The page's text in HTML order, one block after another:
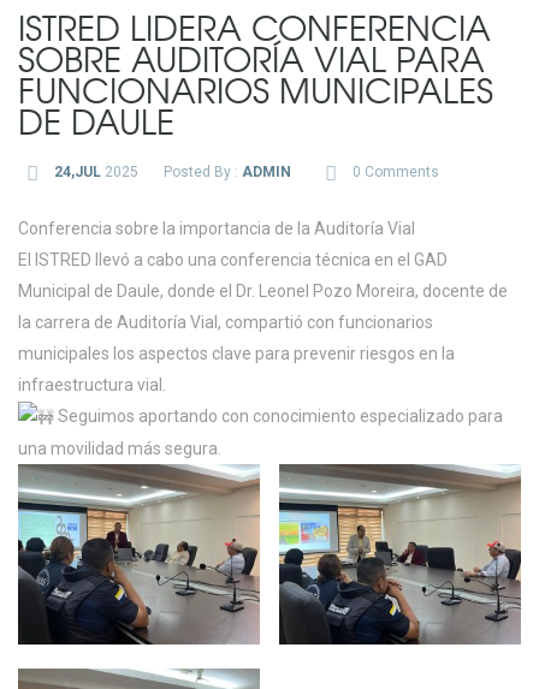
ISTRED LIDERA CONFERENCIA
SOBRE AUDITORÍA VIAL PARA
FUNCIONARIOS MUNICIPALES
DE DAULE
24,JUL2025 Posted By : ADMIN 0 Comments
Conferencia sobre la importancia de la Auditoría Vial
El ISTRED llevó a cabo una conferencia técnica en el GAD
Municipal de Daule, donde el Dr. Leonel Pozo Moreira, docente de
la carrera de Auditoría Vial, compartió con funcionarios
municipales los aspectos clave para prevenir riesgos en la
infraestructura vial.
Seguimos aportando con conocimiento especializado para
una movilidad más segura.